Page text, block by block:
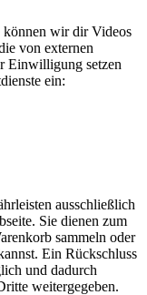
können wir dir Videos
von externen
Einwilligung setzen
ein:
ausschließlich
Sie dienen zum
sammeln oder
Ein Rückschluss
und dadurch
weitergegeben.